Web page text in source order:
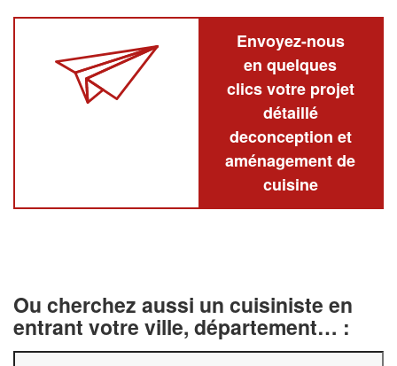
Envoyez-nous
en quelques
clics votre projet
détaillé
deconception et
aménagement de
cuisine
Ou cherchez aussi un cuisiniste en
entrant votre ville, département… :